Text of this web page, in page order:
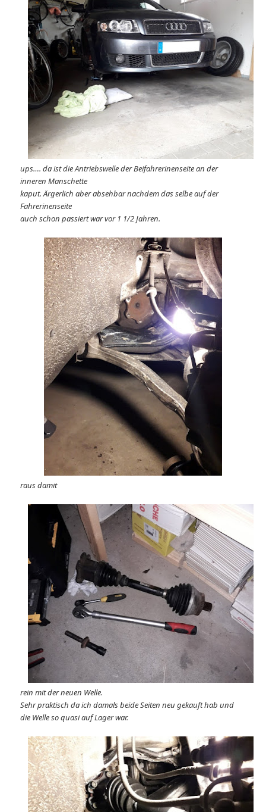
ups…. da ist die Antriebswelle der Beifahrerinenseite an der
inneren Manschette
kaput. Ärgerlich aber absehbar nachdem das selbe auf der
Fahrerinenseite
auch schon passiert war vor 1 1/2 Jahren.
raus damit
rein mit der neuen Welle.
Sehr praktisch da ich damals beide Seiten neu gekauft hab und
die Welle so quasi auf Lager war.